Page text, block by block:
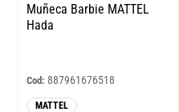
Muñeca Barbie MATTEL
Hada
Cod: 887961676518
MATTEL